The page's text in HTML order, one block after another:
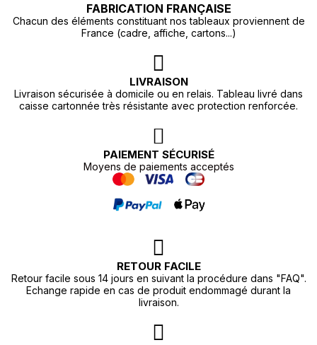
FABRICATION FRANÇAISE
Chacun des éléments constituant nos tableaux proviennent de
France (cadre, affiche, cartons...)
LIVRAISON
Livraison sécurisée à domicile ou en relais. Tableau livré dans
caisse cartonnée très résistante avec protection renforcée.
PAIEMENT SÉCURISÉ
Moyens de paiements acceptés
RETOUR FACILE
Retour facile sous 14 jours en suivant la procédure dans "FAQ".
Echange rapide en cas de produit endommagé durant la
livraison.